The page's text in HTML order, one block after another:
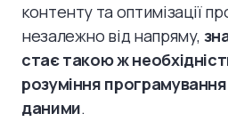
контенту та оптимізації
незалежно від напряму,
стає такою ж
розуміння
даними.